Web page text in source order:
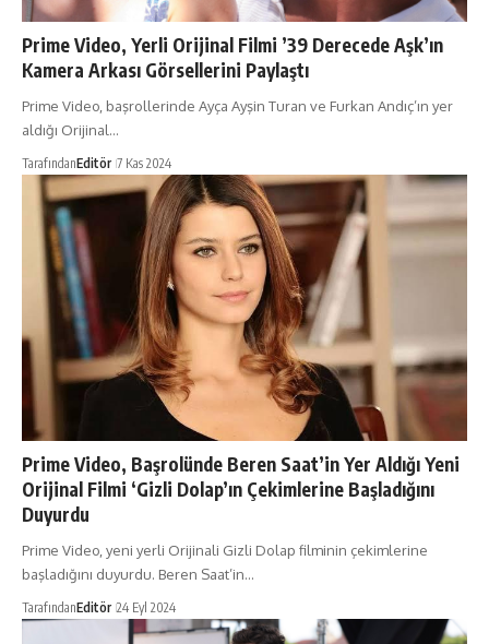
Prime Video, Yerli Orijinal Filmi ’39 Derecede Aşk’ın
Kamera Arkası Görsellerini Paylaştı
Prime Video, başrollerinde Ayça Ayşin Turan ve Furkan Andıç’ın yer
aldığı Orijinal…
TarafındanEditör 7 Kas 2024
Prime Video, Başrolünde Beren Saat’in Yer Aldığı Yeni
Orijinal Filmi ‘Gizli Dolap’ın Çekimlerine Başladığını
Duyurdu
Prime Video, yeni yerli Orijinali Gizli Dolap filminin çekimlerine
başladığını duyurdu. Beren Saat’in…
TarafındanEditör 24 Eyl 2024